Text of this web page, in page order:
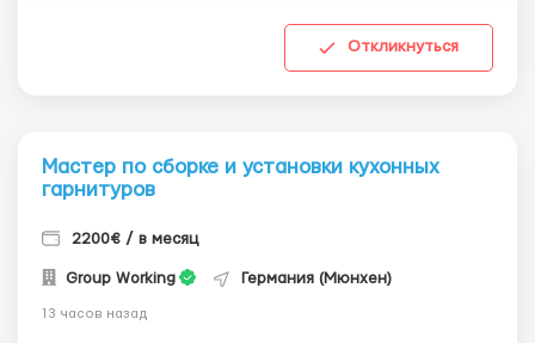
Откликнуться
Мастер по сборке и установки кухонных
гарнитуров
2200€ / в месяц
Group Working Германия (Мюнхен)
13 часов назад